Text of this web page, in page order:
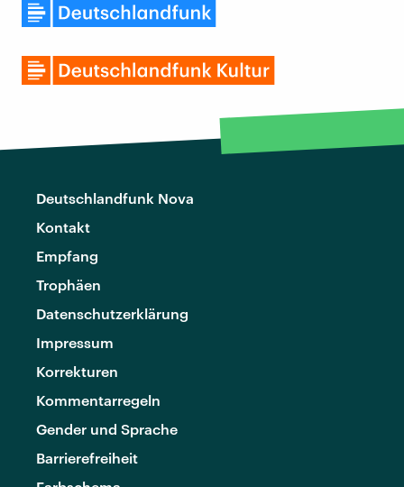
Deutschlandfunk Nova
Kontakt
Empfang
Trophäen
Datenschutzerklärung
Impressum
Korrekturen
Kommentarregeln
Gender und Sprache
Barrierefreiheit